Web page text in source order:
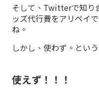
そして、Twitterで知り
ッズ代行費をアリペイ
ね。
しかし、使わず。という
使えず！！！